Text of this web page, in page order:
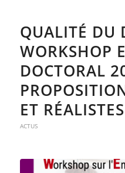
QUALITÉ DU
WORKSHOP
DOCTORAL
ET RÉALISTES
ACTUS